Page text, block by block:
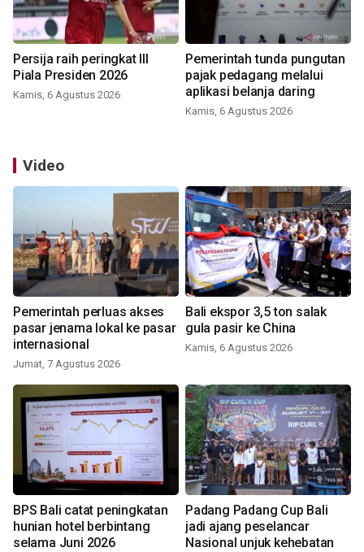
Persija raih peringkat III
Piala Presiden 2026
Kamis, 6 Agustus 2026
Pemerintah tunda pungutan
pajak pedagang melalui
aplikasi belanja daring
Kamis, 6 Agustus 2026
Video
Pemerintah perluas akses
pasar jenama lokal ke pasar
internasional
Jumat, 7 Agustus 2026
Bali ekspor 3,5 ton salak
gula pasir ke China
Kamis, 6 Agustus 2026
BPS Bali catat peningkatan
hunian hotel berbintang
selama Juni 2026
Padang Padang Cup Bali
jadi ajang peselancar
Nasional unjuk kehebatan